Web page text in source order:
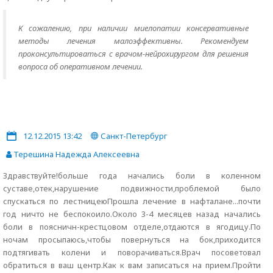
К сожалению, при наличии миелопатии консервативные
методы лечения малоэффективны. Рекомендуем
проконсультироваться с врачом-нейрохирургом для решения
вопроса об оперативном лечении.
12.12.2015 13:42
Санкт-Петербург
Терешина Надежда Алексеевна
Здравствуйте!больше года начались боли в коленном
суставе,отек,нарушение подвижности,проблемой было
спускаться по лестницеюПрошла лечение в нафталане...почти
год ничто не беспокоило.Около 3-4 месяцев назад начались
боли в поясничн-крестцовом отделе,отдаются в ягодицу.По
ночам просыпаюсь,чтобы повернуться на бок,приходится
подтягивать колени и поворачиваться.Врач посоветовал
обратиться в ваш центр.Как к вам записаться на прием.Пройти